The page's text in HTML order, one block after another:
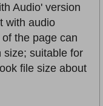
Audio' version
with audio
the page can
size; suitable for
file size about